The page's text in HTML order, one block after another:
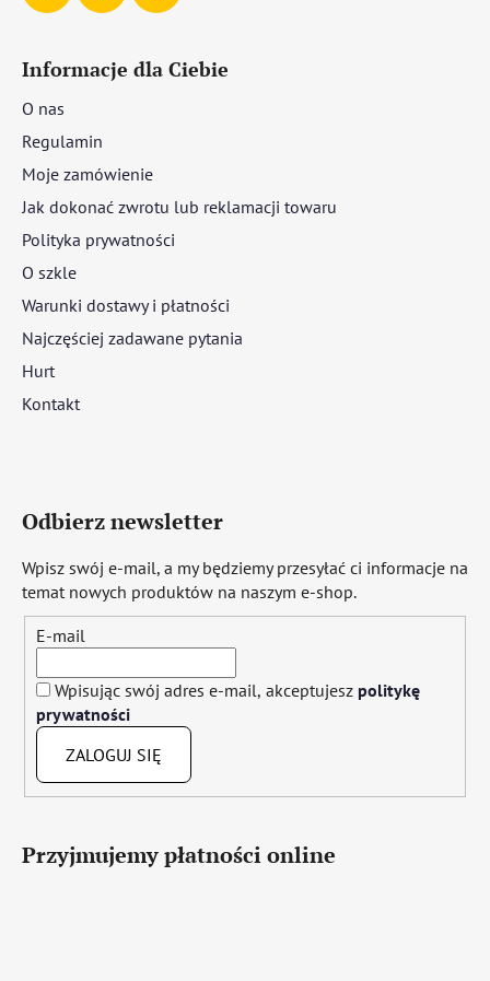
Informacje dla Ciebie
O nas
Regulamin
Moje zamówienie
Jak dokonać zwrotu lub reklamacji towaru
Polityka prywatności
O szkle
Warunki dostawy i płatności
Najczęściej zadawane pytania
Hurt
Kontakt
Odbierz newsletter
Wpisz swój e-mail, a my będziemy przesyłać ci informacje na
temat nowych produktów na naszym e-shop.
E-mail
Wpisując swój adres e-mail, akceptujesz politykę
prywatności
ZALOGUJ SIĘ
Przyjmujemy płatności online